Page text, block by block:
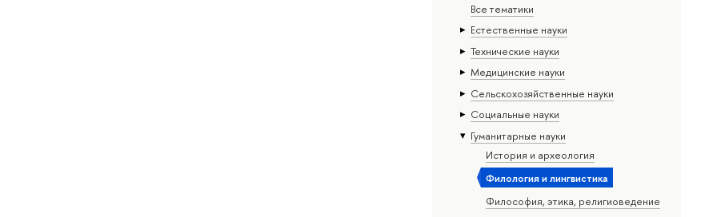
Все тематики
Естественные науки
Тех­ничес­кие науки
Медицинские науки
Сельскохозяйственные науки
Социальные науки
Гуманитарные науки
История и археология
Филология и лингвистика
Философия, этика, религиоведение